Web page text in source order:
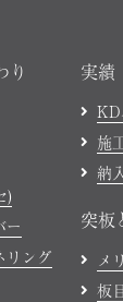
り
)
ー
リング
実績
KD
施
納
突板
メ
板